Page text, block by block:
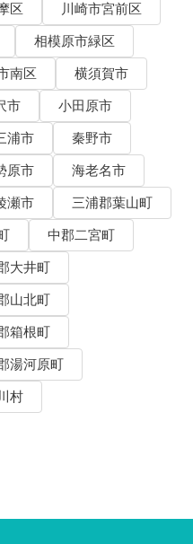
区
川崎市宮前区
相模原市緑区
南区
横須賀市
市
小田原市
浦市
秦野市
原市
海老名市
瀬市
三浦郡葉山町
中郡二宮町
大井町
山北町
箱根町
湯河原町
村